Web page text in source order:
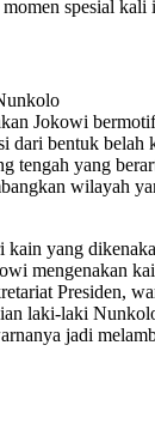
spesial kali
Jokowi
dari bentuk belah
tengah yang
wilayah
kain yang
mengenakan
Presiden,
laki-laki
jadi